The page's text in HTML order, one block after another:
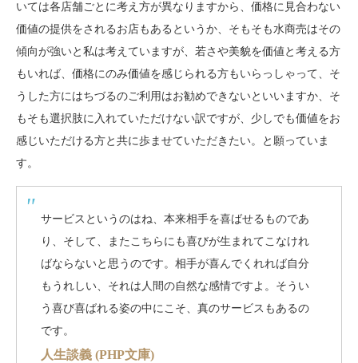
いては各店舗ごとに考え方が異なりますから、価格に見合わない
価値の提供をされるお店もあるというか、そもそも水商売はその
傾向が強いと私は考えていますが、若さや美貌を価値と考える方
もいれば、価格にのみ価値を感じられる方もいらっしゃって、そ
うした方にはちづるのご利用はお勧めできないといいますか、そ
もそも選択肢に入れていただけない訳ですが、少しでも価値をお
感じいただける方と共に歩ませていただきたい。と願っていま
す。
サービスというのはね、本来相手を喜ばせるものであ
り、そして、またこちらにも喜びが生まれてこなけれ
ばならないと思うのです。相手が喜んでくれれば自分
もうれしい、それは人間の自然な感情ですよ。そうい
う喜び喜ばれる姿の中にこそ、真のサービスもあるの
です。
人生談義 (PHP文庫)